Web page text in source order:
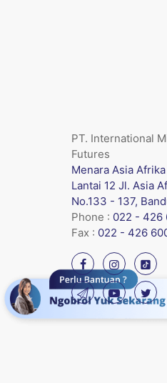
PT. International
Futures
Menara Asia Afrika
Lantai 12 Jl. Asia
No.133 - 137,
Phone : 022 - 426
Fax : 022 - 426